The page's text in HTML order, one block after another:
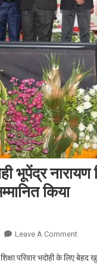
भूपेंद्र
किया
Leave A CommentOn
शिक्षा
परिवार भदोही के लिए बेहद